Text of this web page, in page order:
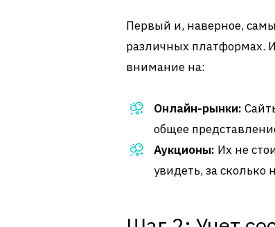
Первый и, наверное,
различных платформах.
внимание на:
Онлайн-рынки:
общее
Аукционы: Их не
увидеть, за сколько